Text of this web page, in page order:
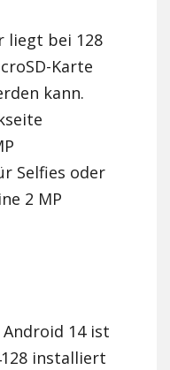
liegt bei 128
Karte
kann.
Selfies oder
2 MP
14 ist
installiert